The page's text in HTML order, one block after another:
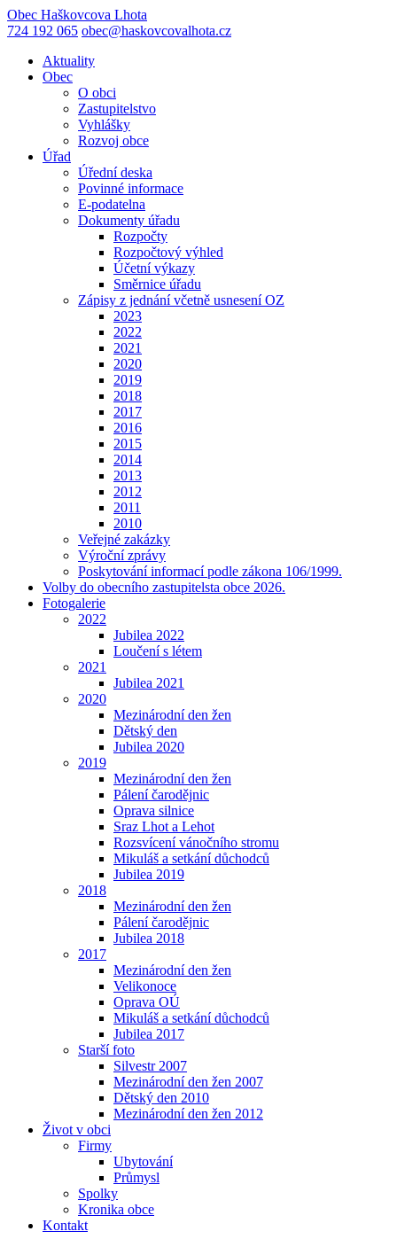
Obec Haškovcova Lhota
724 192 065 obec@haskovcovalhota.cz
Aktuality
Obec
O obci
Zastupitelstvo
Vyhlášky
Rozvoj obce
Úřad
Úřední deska
Povinné informace
E-podatelna
Dokumenty úřadu
Rozpočty
Rozpočtový výhled
Účetní výkazy
Směrnice úřadu
Zápisy z jednání včetně usnesení OZ
2023
2022
2021
2020
2019
2018
2017
2016
2015
2014
2013
2012
2011
2010
Veřejné zakázky
Výroční zprávy
Poskytování informací podle zákona 106/1999.
Volby do obecního zastupitelsta obce 2026.
Fotogalerie
2022
Jubilea 2022
Loučení s létem
2021
Jubilea 2021
2020
Mezinárodní den žen
Dětský den
Jubilea 2020
2019
Mezinárodní den žen
Pálení čarodějnic
Oprava silnice
Sraz Lhot a Lehot
Rozsvícení vánočního stromu
Mikuláš a setkání důchodců
Jubilea 2019
2018
Mezinárodní den žen
Pálení čarodějnic
Jubilea 2018
2017
Mezinárodní den žen
Velikonoce
Oprava OÚ
Mikuláš a setkání důchodců
Jubilea 2017
Starší foto
Silvestr 2007
Mezinárodní den žen 2007
Dětský den 2010
Mezinárodní den žen 2012
Život v obci
Firmy
Ubytování
Průmysl
Spolky
Kronika obce
Kontakt